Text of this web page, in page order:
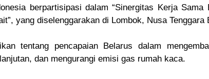
berpartisipasi dalam “Sinergitas Kerja Sama
yang diselenggarakan di Lombok, Nusa Tenggara
tentang pencapaian Belarus dalam
dan mengurangi emisi gas rumah kaca.